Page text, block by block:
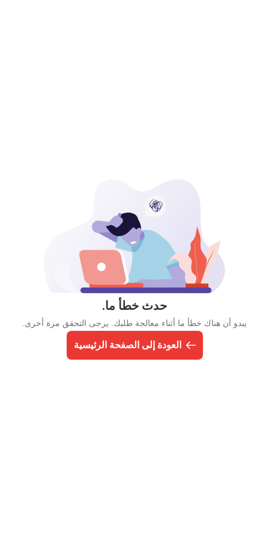
حدث خطأ ما.
يبدو أن هناك خطأ ما أثناء معالجة طلبك. يرجى التحقق مرة أخرى.
العودة إلى الصفحة الرئيسية